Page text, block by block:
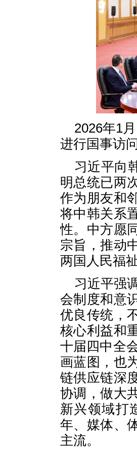
2026年1
进行国事访
习近平向
明总统已两
作为朋友和
将中韩关系
性。中方愿
宗旨，推动
两国人民福
习近平强
会制度和意
优良传统，
核心利益和
十届四中全
画蓝图，也
链供应链深
协调，做大
新兴领域打
年、媒体、
主流。